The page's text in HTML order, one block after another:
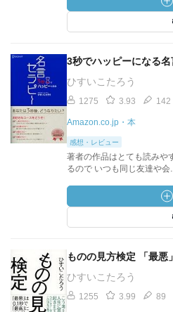
3秒でハッピーになる
ひすいこたろう
1275 3.93 142
Amazon.co.jp・本
感想・レビュー
著者の作品はとても読みや
るので いつも同じ友達や会
ものの見方検定 「最
ひすいこたろう
1255 3.99 89